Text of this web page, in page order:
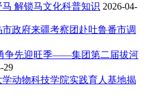
解锁马文化科普知识 2026-04-
政府来疆考察团赴吐鲁番市调
争先迎旺季——集团第二届拔河
29
动物科技学院实践育人基地揭